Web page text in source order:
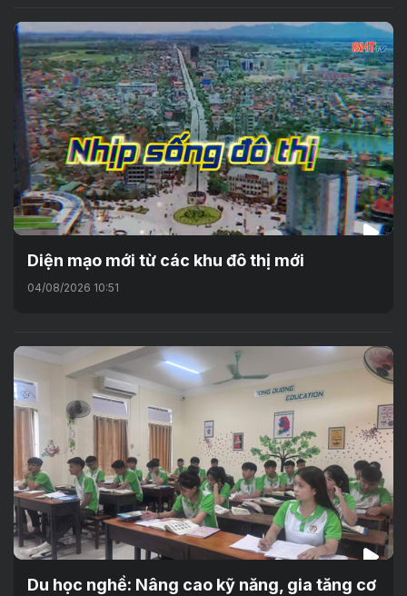
Diện mạo mới từ các khu đô thị mới
04/08/2026 10:51
Du học nghề: Nâng cao kỹ năng, gia tăng cơ